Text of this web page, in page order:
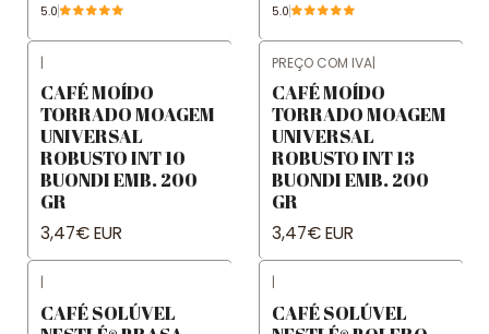
5.0 5.0
|
CAFÉ MOÍDO
TORRADO MOAGEM
UNIVERSAL
ROBUSTO INT 10
BUONDI EMB. 200
GR
3,47€ EUR
PREÇO COM IVA|
CAFÉ MOÍDO
TORRADO MOAGEM
UNIVERSAL
ROBUSTO INT 13
BUONDI EMB. 200
GR
3,47€ EUR
|
CAFÉ SOLÚVEL
|
CAFÉ SOLÚVEL